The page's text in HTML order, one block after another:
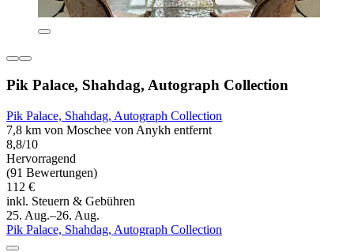
Pik Palace, Shahdag, Autograph Collection
Pik Palace, Shahdag, Autograph Collection
7,8 km von Moschee von Anykh entfernt
8,8/10
Hervorragend
(91 Bewertungen)
112 €
inkl. Steuern & Gebühren
25. Aug.–26. Aug.
Pik Palace, Shahdag, Autograph Collection